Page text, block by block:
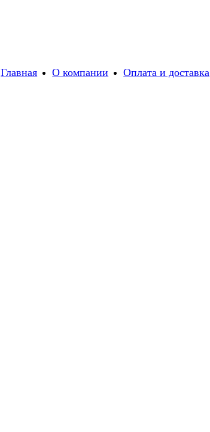
Главная О компании Оплата и доставка